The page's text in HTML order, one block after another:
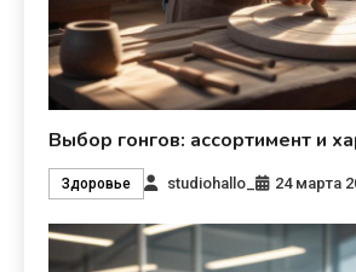
Выбор гонгов: ассортимент и
Здоровье studiohallo_ 24 марта